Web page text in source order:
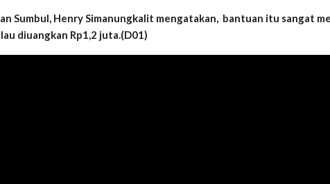
Sumbul, Henry Simanungkalit mengatakan, bantuan itu sangat
diuangkan Rp1,2 juta.(D01)